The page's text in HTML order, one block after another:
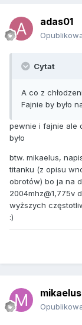
adas01
Cytat
A co z
Fajnie by było
pewnie i fajnie ale
było
btw. mikaelus,
titanku (z opisu
obrotów) bo ja na
2004mhz@1,775v
wyższych
:)
mikaelus